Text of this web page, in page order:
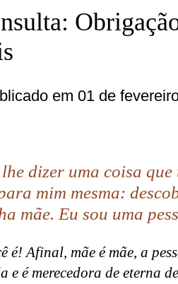
em 01 de
lhe dizer uma coisa
mim mesma:
mãe. Eu sou uma
é! Afinal, mãe é mãe, a
e é merecedora de eterna